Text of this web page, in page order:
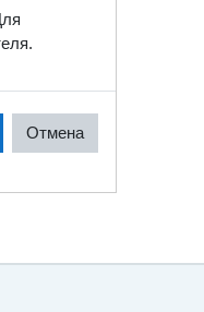
Отмена